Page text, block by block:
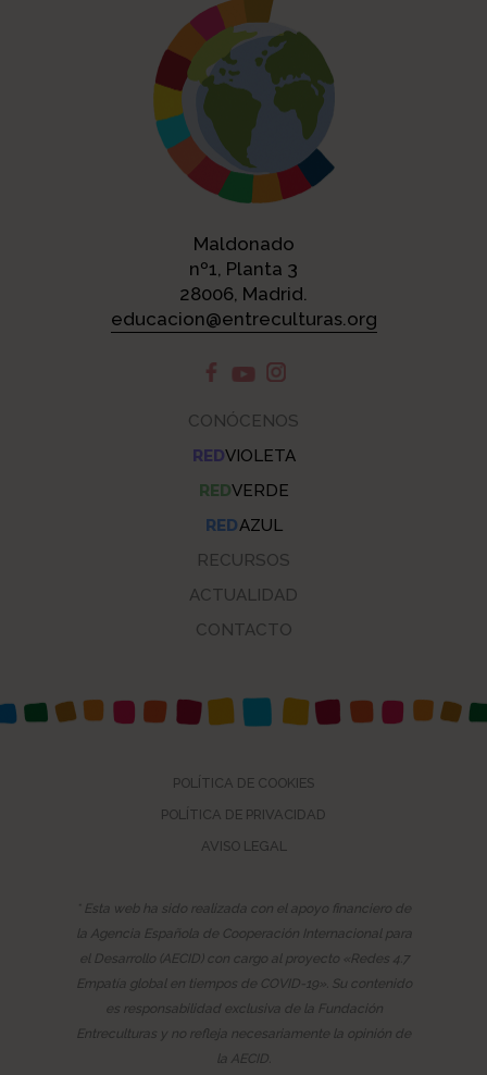
Maldonado
nº1, Planta 3
28006, Madrid.
educacion@entreculturas.org
CONÓCENOS
REDVIOLETA
REDVERDE
REDAZUL
RECURSOS
ACTUALIDAD
CONTACTO
POLÍTICA DE COOKIES
POLÍTICA DE PRIVACIDAD
AVISO LEGAL
* Esta web ha sido realizada con el apoyo financiero de
la Agencia Española de Cooperación Internacional para
el Desarrollo (AECID) con cargo al proyecto «Redes 4.7
Empatía global en tiempos de COVID-19». Su contenido
es responsabilidad exclusiva de la Fundación
Entreculturas y no refleja necesariamente la opinión de
la AECID.